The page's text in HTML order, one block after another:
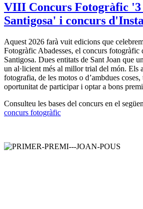
VIII Concurs Fotogràfic
Santigosa' i concurs
Aquest 2026 farà vuit edicions que
Fotogràfic Abadesses, el concurs fotogràfic
Santigosa. Dues entitats de Sant Joan que
un al·licient més al millor trial del món. Els
fotografia, de les motos o d’ambdues coses,
oportunitat de participar i optar a bons
Consulteu les bases del concurs en el
concurs fotogràfic